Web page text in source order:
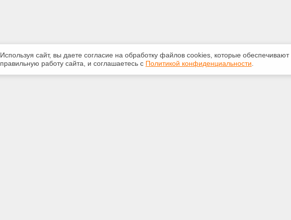
Используя сайт, вы даете согласие на обработку файлов сооkiеs, которые обеспечивают
правильную работу сайта, и соглашаетесь с Политикой конфиденциальности.